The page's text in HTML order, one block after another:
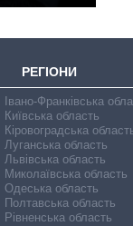
РЕГІОНИ
Івано-Франківська
Київська область
Кіровоградська
Луганська область
Львівська область
Миколаївська область
Одеська область
Полтавська область
Рівненська область